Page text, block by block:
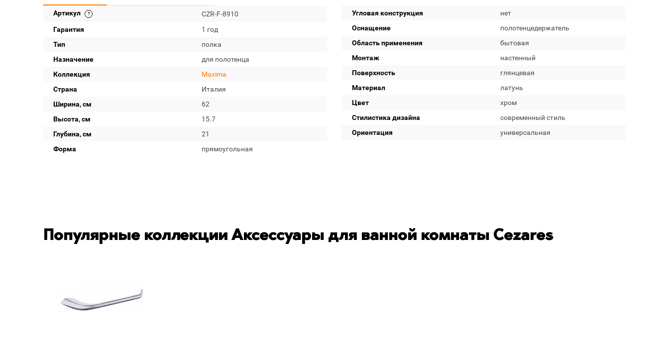
Артикул
CZR-F-8910
Гарантия
1 год
Тип
полка
Назначение
для полотенца
Коллекция
Maxima
Страна
Италия
Ширина, см
62
Высота, см
15.7
Глубина, см
21
Форма
прямоугольная
Угловая конструкция
нет
Оснащение
полотенцедержатель
Область применения
бытовая
Монтаж
настенный
Поверхность
глянцевая
Материал
латунь
Цвет
хром
Стилистика дизайна
современный стиль
Ориентация
универсальная
Популярные коллекции Аксессуары для ванной комнаты Cezares